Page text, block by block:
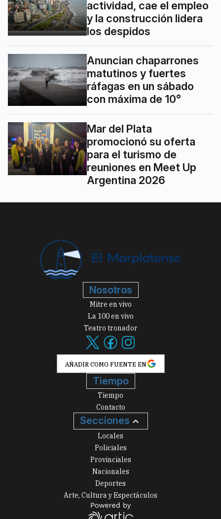
actividad, cae el empleo
y la construcción lidera
los despidos
Anuncian chaparrones
matutinos y fuertes
ráfagas en un sábado
con máxima de 10°
Mar del Plata
promocionó su oferta
para el turismo de
reuniones en Meet Up
Argentina 2026
Nosotros
Mitre en vivo
La 100 en vivo
Teatro tronador
AÑADIR COMO FUENTE EN
Tiempo
Tiempo
Contacto
Secciones
Locales
Policiales
Provinciales
Nacionales
Deportes
Arte, Cultura y Espectáculos